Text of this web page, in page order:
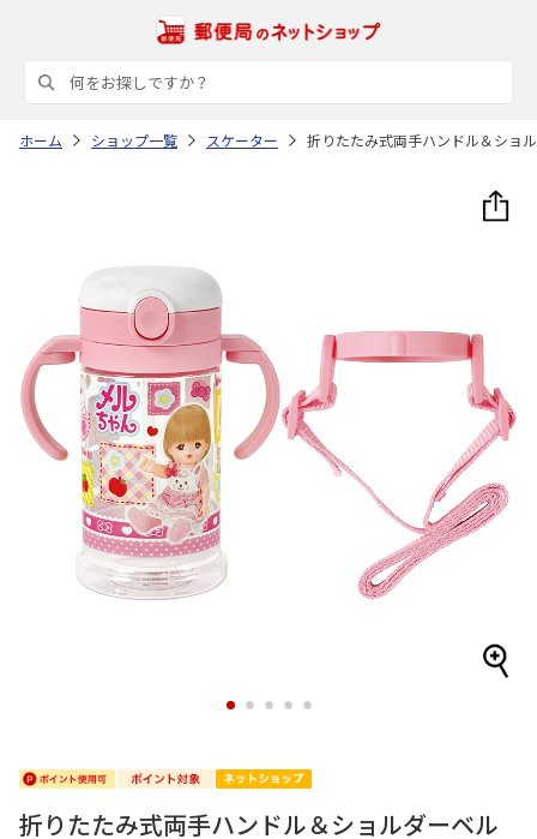
ホーム ショップ一覧 スケーター 折りたたみ式両手ハンドル＆ショ
1 2 3 4 5
折りたたみ式両手ハンドル＆ショルダーベル